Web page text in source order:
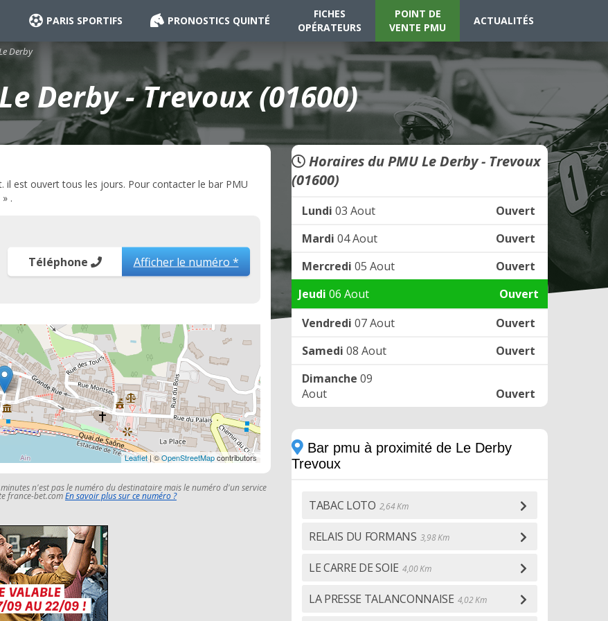
PARIS SPORTIFS PRONOSTICS QUINTÉ
FICHES
OPÉRATEURS
POINT DE
VENTE PMU
ACTUALITÉS
Derby
Derby - Trevoux (01600)
est ouvert tous les jours. Pour contacter le bar PMU
.
Téléphone Afficher le numéro *
Leaflet| ©OpenStreetMapcontributors
n'est pas le numéro du destinataire mais le numéro d'un service
france-bet.comEn savoir plus sur ce numéro ?
Horaires du PMU Le Derby - Trevoux
(01600)
Lundi 03 Aout
Ouvert
Mardi 04 Aout
Ouvert
Mercredi 05 Aout
Ouvert
Jeudi 06 Aout
Ouvert
Vendredi 07 Aout
Ouvert
Samedi 08 Aout
Ouvert
Dimanche 09
Aout
Ouvert
Bar pmu à proximité de Le Derby
Trevoux
TABAC LOTO 2,64 Km
RELAIS DU FORMANS 3,98 Km
LE CARRE DE SOIE 4,00 Km
LA PRESSE TALANCONNAISE 4,02 Km